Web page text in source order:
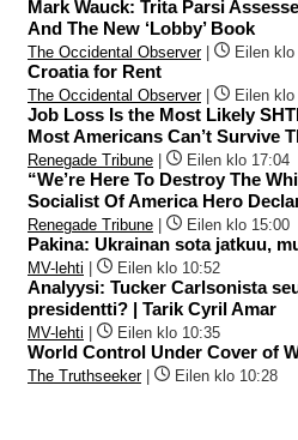
Mark Wauck: Trita Parsi
And The New ‘Lobby’ Book
The Occidental Observer| Eilen
Croatia for Rent
The Occidental Observer| Eilen klo
Job Loss Is the Most Likely
Most Americans Can’t Survive
Renegade Tribune Eilen klo 17:04
“We’re Here To Destroy The
Socialist Of America Hero
Renegade Tribune Eilen klo 15:00
Pakina: Ukrainan sota jatkuu,
MV-lehti Eilen klo 10:52
Analyysi: Tucker Carlsonista
presidentti? | Tarik Cyril Amar
MV-lehti Eilen klo 10:35
World Control Under Cover of
The Truthseeker| Eilen klo 10:28